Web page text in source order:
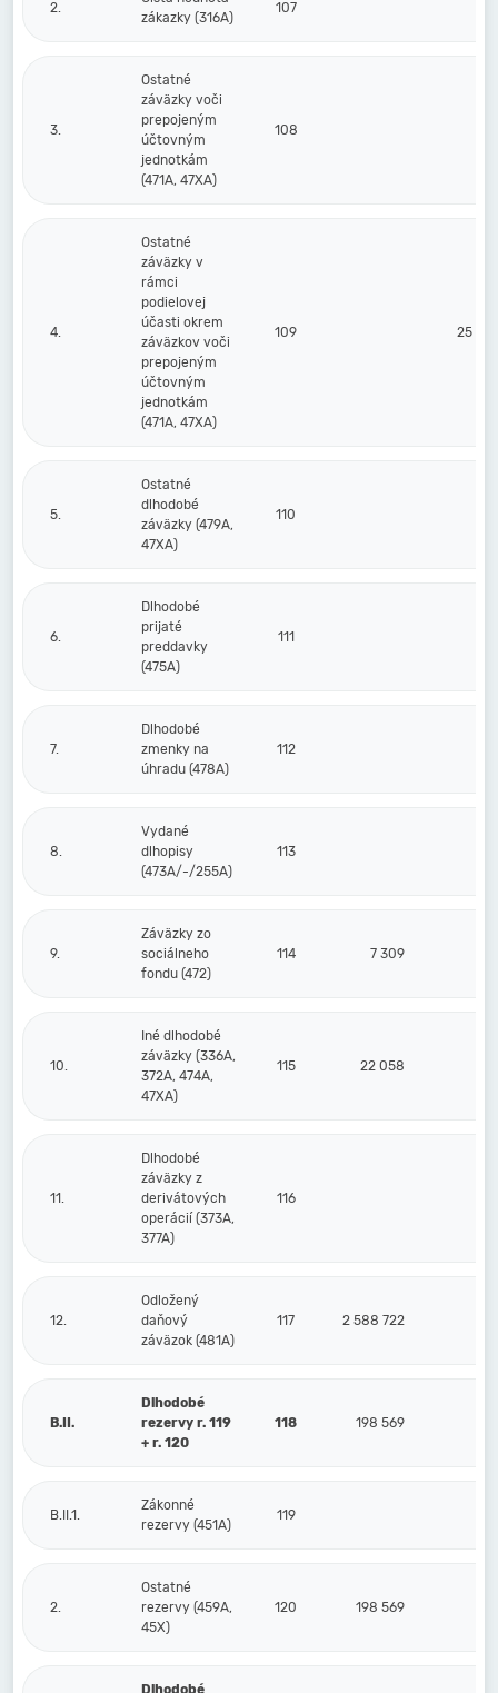
2.
zákazky (316A)
107
3.
Ostatné
záväzky voči
prepojeným
účtovným
jednotkám
(471A, 47XA)
108
4.
Ostatné
záväzky v
rámci
podielovej
účasti okrem
záväzkov voči
prepojeným
účtovným
jednotkám
(471A, 47XA)
109 25
5.
Ostatné
dlhodobé
záväzky (479A,
47XA)
110
6.
Dlhodobé
prijaté
preddavky
(475A)
111
7.
Dlhodobé
zmenky na
úhradu (478A)
112
8.
Vydané
dlhopisy
(473A/-/255A)
113
9.
Záväzky zo
sociálneho
fondu (472)
114 7 309
10.
Iné dlhodobé
záväzky (336A,
372A, 474A,
47XA)
115 22 058
11.
Dlhodobé
záväzky z
derivátových
operácií (373A,
377A)
116
12.
Odložený
daňový
záväzok (481A)
117 2 588 722
B.II.
Dlhodobé
rezervy r. 119
+ r. 120
118 198 569
B.II.1.
Zákonné
rezervy (451A)
119
2.
Ostatné
rezervy (459A,
45X)
120 198 569
Dlhodobé